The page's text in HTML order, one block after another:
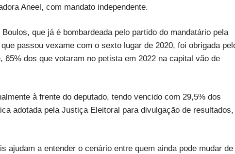
Aneel, com mandato independente.
que já é bombardeada pelo partido do mandatário pela
passou vexame com o sexto lugar de 2020, foi obrigada
dos que votaram no petista em 2022 na capital vão de
à frente do deputado, tendo vencido com 29,5% dos
adotada pela Justiça Eleitoral para divulgação de resultados,
ajudam a entender o cenário entre quem ainda pode mudar de